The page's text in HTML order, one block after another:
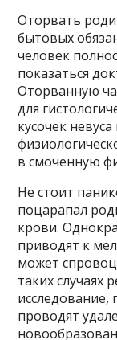
Оторвать
бытовых
человек
показаться
Оторванную
для
кусочек
в смоченную
Не стоит
поцарапал
крови.
приводят к
может
таких случаях
исследование,
проводят